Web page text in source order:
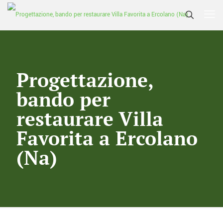
Progettazione,
bando per
restaurare Villa
Favorita a Ercolano
(Na)